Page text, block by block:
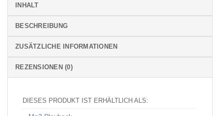
INHALT
BESCHREIBUNG
ZUSÄTZLICHE INFORMATIONEN
REZENSIONEN (0)
DIESES PRODUKT IST ERHÄLTLICH ALS: